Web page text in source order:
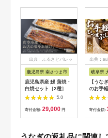
出典：ふるさとパレッ
鹿児島県 南さつま市
鹿児島県産 鰻 蒲焼・
白焼セット［2種］う
なぎ専門店「万のせ」
加工品 詰め合わせ 詰
合わ ギフト 贈答 贈り
の日 蒲焼き 白焼き う
5.0
寄付金額: 29,000 円
出典：
岐阜県
【うな
のお手
国産 鰻
出汁つ
分 国産
るだけ
寄付金額: